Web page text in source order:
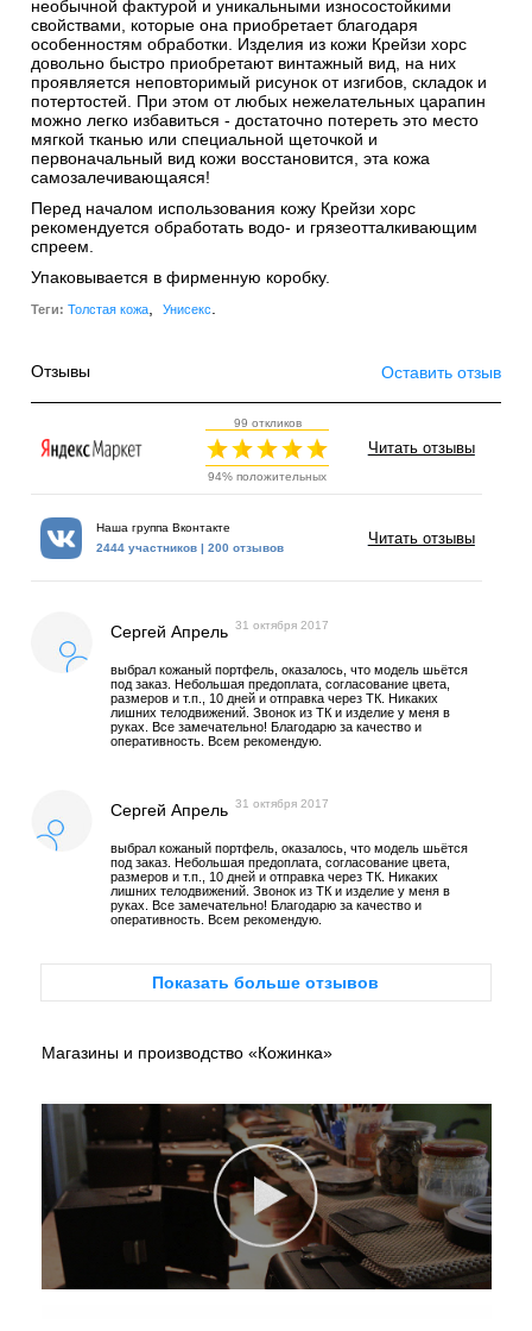
необычной фактурой и уникальными износостойкими
свойствами, которые она приобретает благодаря
особенностям обработки. Изделия из кожи Крейзи хорс
довольно быстро приобретают винтажный вид, на них
проявляется неповторимый рисунок от изгибов, складок и
потертостей. При этом от любых нежелательных царапин
можно легко избавиться - достаточно потереть это место
мягкой тканью или специальной щеточкой и
первоначальный вид кожи восстановится, эта кожа
самозалечивающаяся!
Перед началом использования кожу Крейзи хорс
рекомендуется обработать водо- и грязеотталкивающим
спреем.
Упаковывается в фирменную коробку.
Теги: Толстая кожа Унисекс
Отзывы Оставить отзыв
99 откликов
94% положительных
Читать отзывы
Наша группа Вконтакте
2444 участников | 200 отзывов
Читать отзывы
Сергей Апрель 31 октября 2017
выбрал кожаный портфель, оказалось, что модель шьётся
под заказ. Небольшая предоплата, согласование цвета,
размеров и т.п., 10 дней и отправка через ТК. Никаких
лишних телодвижений. Звонок из ТК и изделие у меня в
руках. Все замечательно! Благодарю за качество и
оперативность. Всем рекомендую.
Сергей Апрель 31 октября 2017
выбрал кожаный портфель, оказалось, что модель шьётся
под заказ. Небольшая предоплата, согласование цвета,
размеров и т.п., 10 дней и отправка через ТК. Никаких
лишних телодвижений. Звонок из ТК и изделие у меня в
руках. Все замечательно! Благодарю за качество и
оперативность. Всем рекомендую.
Показать больше отзывов
Магазины и производство «Кожинка»